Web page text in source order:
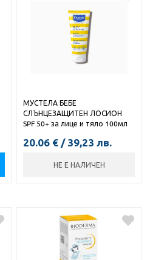
МУСТЕЛА БЕБЕ
СЛЪНЦЕЗАЩИТЕН ЛОСИОН
SPF 50+ за лице и тяло 100мл
20.06 € / 39,23 лв.
НЕ Е НАЛИЧЕН